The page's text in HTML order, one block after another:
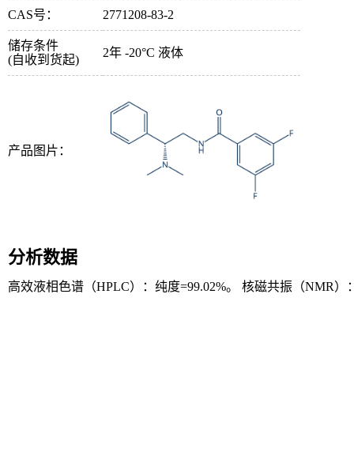
CAS号： 2771208-83-2
储存条件
(自收到货起)
2年 -20°C 液体
产品图片：
分析数据
高效液相色谱（HPLC）：纯度=99.02%。 核磁共振（NMR）